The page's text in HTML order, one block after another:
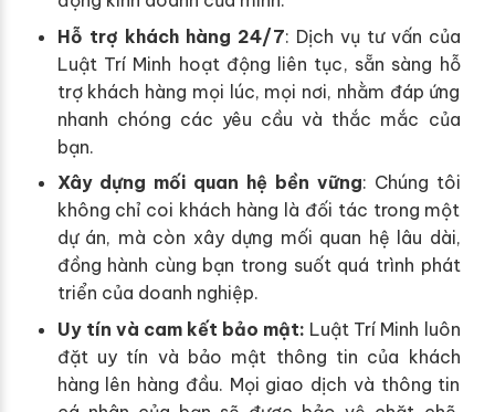
Hỗ trợ khách hàng 24/7: Dịch vụ tư vấn của
Luật Trí Minh hoạt động liên tục, sẵn sàng hỗ
trợ khách hàng mọi lúc, mọi nơi, nhằm đáp ứng
nhanh chóng các yêu cầu và thắc mắc của
bạn.
Xây dựng mối quan hệ bền vững: Chúng tôi
không chỉ coi khách hàng là đối tác trong một
dự án, mà còn xây dựng mối quan hệ lâu dài,
đồng hành cùng bạn trong suốt quá trình phát
triển của doanh nghiệp.
Uy tín và cam kết bảo mật: Luật Trí Minh luôn
đặt uy tín và bảo mật thông tin của khách
hàng lên hàng đầu. Mọi giao dịch và thông tin